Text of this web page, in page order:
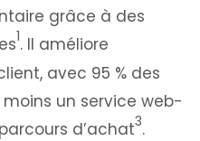
grâce à des
1. Il améliore
avec 95 % des
un service web-
d’achat3.